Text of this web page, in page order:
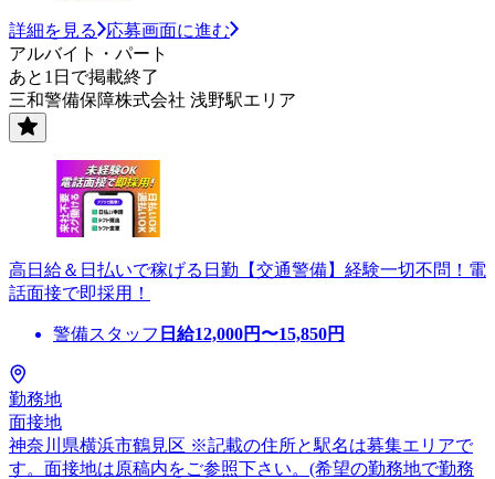
詳細を見る
応募画面に進む
アルバイト・パート
あと1日で掲載終了
三和警備保障株式会社 浅野駅エリア
高日給＆日払いで稼げる日勤【交通警備】経験一切不問！電
話面接で即採用！
警備スタッフ 日給12,000円〜15,850円
勤務地
面接地
神奈川県横浜市鶴見区 ※記載の住所と駅名は募集エリアで
す。面接地は原稿内をご参照下さい。(希望の勤務地で勤務